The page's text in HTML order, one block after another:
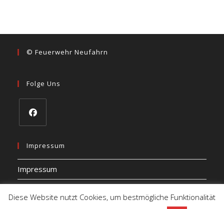
© Feuerwehr Neufahrn
Folge Uns
in
a
new
tab
Impressum
Impressum
Diese Website nutzt Cookies, um bestmögliche Funktionalität